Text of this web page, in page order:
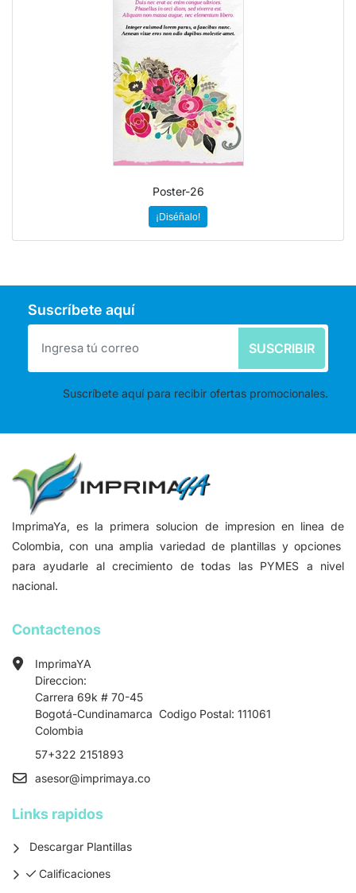
Poster-26
¡Diséñalo!
Suscríbete aquí
SUSCRIBIR
Suscríbete aquí para recibir ofertas promocionales.
ImprimaYa, es la primera solucion de impresion en linea de
Colombia, con una amplia variedad de plantillas y opciones
para ayudarle al crecimiento de todas las PYMES a nivel
nacional.
Contactenos
ImprimaYA
Direccion:
Carrera 69k # 70-45
Bogotá-Cundinamarca Codigo Postal: 111061
Colombia
57+322 2151893
asesor@imprimaya.co
Links rapidos
Descargar Plantillas
Calificaciones
Calificaciones